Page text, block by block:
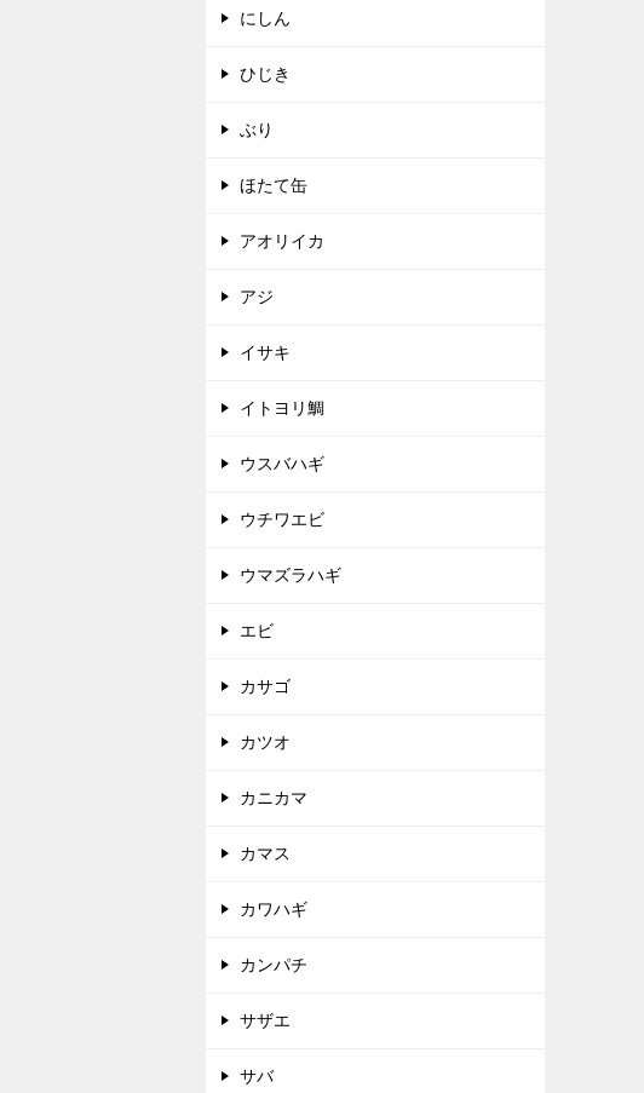
にしん
ひじき
ぶり
ほたて缶
アオリイカ
アジ
イサキ
イトヨリ鯛
ウスバハギ
ウチワエビ
ウマズラハギ
エビ
カサゴ
カツオ
カニカマ
カマス
カワハギ
カンパチ
サザエ
サバ